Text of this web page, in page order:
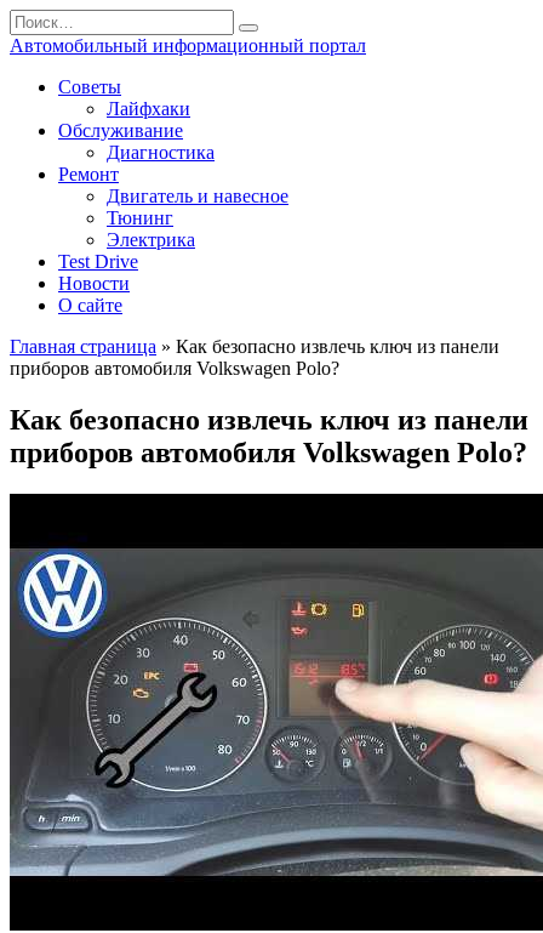
Перейти
к
Search
for:
Автомобильный информационный портал
Советы
Лайфхаки
Обслуживание
Диагностика
Ремонт
Двигатель и навесное
Тюнинг
Электрика
Test Drive
Новости
О сайте
Главная страница » Как безопасно извлечь ключ из панели
приборов автомобиля Volkswagen Polo?
Как безопасно извлечь ключ из панели
приборов автомобиля Volkswagen Polo?